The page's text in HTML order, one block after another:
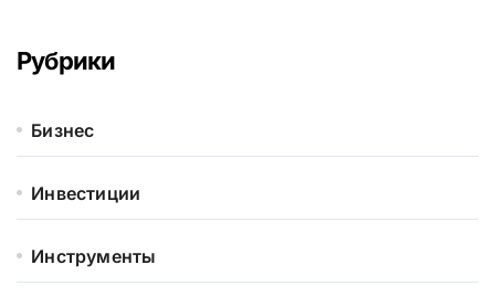
Рубрики
Бизнес
Инвестиции
Инструменты